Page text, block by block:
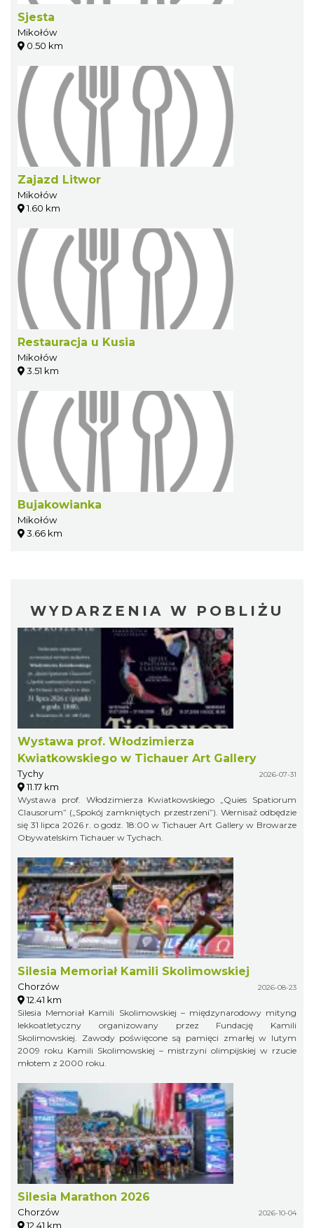
Sjesta
Mikołów
0.50 km
Zajazd Litwor
Mikołów
1.60 km
Restauracja u Kusia
Mikołów
3.51 km
Bujakowianka
Mikołów
3.66 km
WYDARZENIA W POBLIŻU
Wystawa prof. Włodzimierza
Kwiatkowskiego w Tichauer Art Gallery
Tychy 2026-07-31
11.17 km
Wystawa prof. Włodzimierza Kwiatkowskiego „Quies Spatiorum
Clausorum” („Spokój zamkniętych przestrzeni”). Wernisaż odbędzie
się 31 lipca 2026 r. o godz. 18:00 w Tichauer Art Gallery w Browarze
Obywatelskim Tichauer w Tychach.
Silesia Memoriał Kamili Skolimowskiej
Chorzów 2026-08-23
12.41 km
Silesia Memoriał Kamili Skolimowskiej – międzynarodowy mityng
lekkoatletyczny organizowany przez Fundację Kamili
Skolimowskiej. Zawody poświęcone są pamięci zmarłej w lutym
2009 roku Kamili Skolimowskiej – mistrzyni olimpijskiej w rzucie
młotem z 2000 roku.
Silesia Marathon 2026
Chorzów 2026-10-04
12.41 km